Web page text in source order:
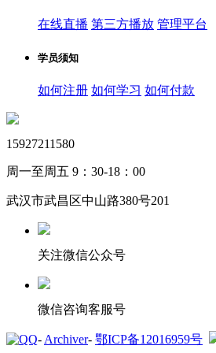
在线直播 第三方播放 管理平台
学员须知
如何注册 如何学习 如何付款
15927211580
周一至周五 9：30-18：00
武汉市武昌区中山路380号201
关注微信公众号
微信咨询客服号
-Archiver- 鄂ICP备12016959号